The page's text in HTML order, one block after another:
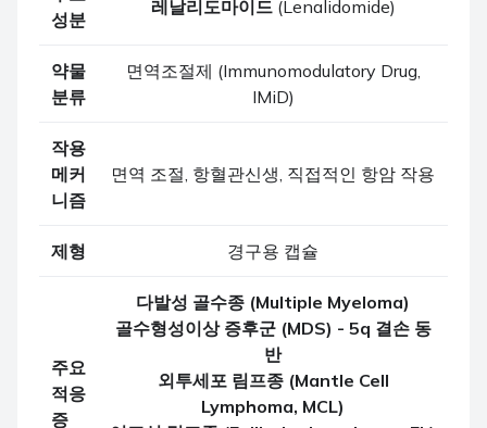
성분
레날리도마이드(Lenalidomide)
약물
분류
면역조절제 (Immunomodulatory Drug,
IMiD)
작용
메커
니즘
면역 조절, 항혈관신생, 직접적인 항암 작용
제형 경구용 캡슐
주요
적응
증
다발성 골수종 (Multiple Myeloma)
골수형성이상 증후군 (MDS) - 5q 결손 동
반
외투세포 림프종 (Mantle Cell
Lymphoma, MCL)